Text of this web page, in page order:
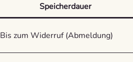
Speicherdauer
Bis zum Widerruf (Abmeldung)